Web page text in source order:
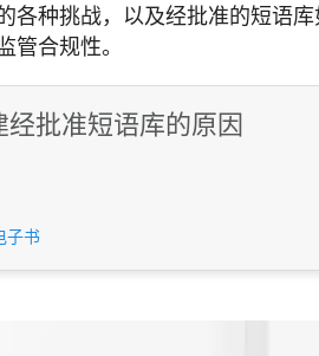
各种挑战，以及经批准的短语
管合规性。
经批准短语库的原因
子书